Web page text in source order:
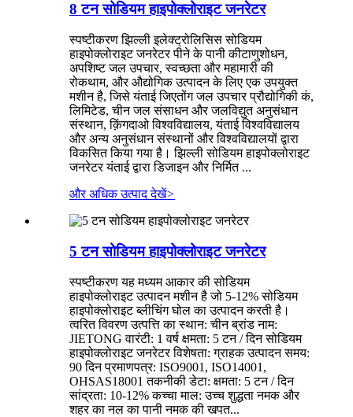
8 टन सोडियम हाइपोक्लोराइट जनरेटर
स्पष्टीकरण झिल्ली इलेक्ट्रोलिसिस सोडियम
हाइपोक्लोराइट जनरेटर पीने के पानी कीटाणुशोधन,
अपशिष्ट जल उपचार, स्वच्छता और महामारी की
रोकथाम, और औद्योगिक उत्पादन के लिए एक उपयुक्त
मशीन है, जिसे यंताई जिएतोंग जल उपचार प्रौद्योगिकी कं,
लिमिटेड, चीन जल संसाधन और जलविद्युत अनुसंधान
संस्थान, क़िंगदाओ विश्वविद्यालय, यंताई विश्वविद्यालय
और अन्य अनुसंधान संस्थानों और विश्वविद्यालयों द्वारा
विकसित किया गया है। झिल्ली सोडियम हाइपोक्लोराइट
जनरेटर यंताई द्वारा डिजाइन और निर्मित ...
और अधिक उत्पाद देखें>
5 टन सोडियम हाइपोक्लोराइट जनरेटर
स्पष्टीकरण यह मध्यम आकार की सोडियम
हाइपोक्लोराइट उत्पादन मशीन है जो 5-12% सोडियम
हाइपोक्लोराइट ब्लीचिंग घोल का उत्पादन करती है।
त्वरित विवरण उत्पत्ति का स्थान: चीन ब्रांड नाम:
JIETONG वारंटी: 1 वर्ष क्षमता: 5 टन / दिन सोडियम
हाइपोक्लोराइट जनरेटर विशेषता: ग्राहक उत्पादन समय:
90 दिन प्रमाणपत्र: ISO9001, ISO14001,
OHSAS18001 तकनीकी डेटा: क्षमता: 5 टन / दिन
सांद्रता: 10-12% कच्चा माल: उच्च शुद्धता नमक और
शहर का नल का पानी नमक की खपत...